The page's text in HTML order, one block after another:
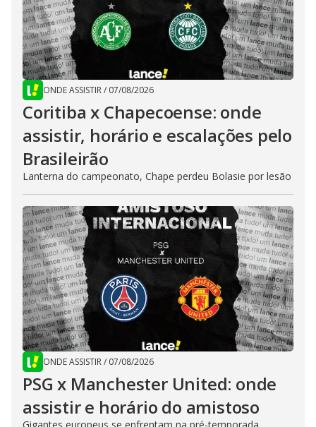
ONDE ASSISTIR/ 07/08/2026
Coritiba x Chapecoense: onde
assistir, horário e escalações pelo
Brasileirão
Lanterna do campeonato, Chape perdeu Bolasie por lesão
ONDE ASSISTIR/ 07/08/2026
PSG x Manchester United: onde
assistir e horário do amistoso
Gigantes europeus se enfrentam na pré-temporada